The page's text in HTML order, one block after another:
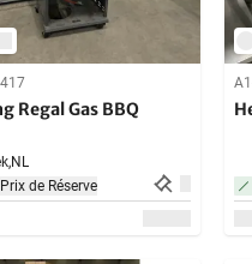
Regal Gas BBQ
NL
de Réserve